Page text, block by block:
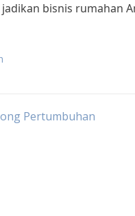
bisnis rumahan
Pertumbuhan